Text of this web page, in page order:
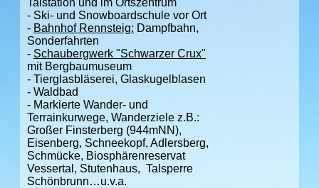
- Ski- und Snowboardschule vor Ort
- Bahnhof Rennsteig: Dampfbahn,
Sonderfahrten
- Schaubergwerk "Schwarzer Crux"
mit Bergbaumuseum
- Tierglasbläserei, Glaskugelblasen
- Waldbad
- Markierte Wander- und
Terrainkurwege, Wanderziele z.B.:
Großer Finsterberg (944mNN),
Eisenberg, Schneekopf, Adlersberg,
Schmücke, Biosphärenreservat
Vessertal, Stutenhaus, Talsperre
Schönbrunn…u.v.a.